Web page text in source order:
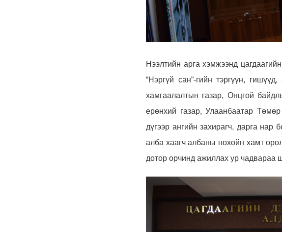
Нээлтийн арга хэмжээнд
“Нэргүй сан”-гийн тэргүүн,
хамгаалалтын газар, Онцгой
ерөнхий газар,Улаанбаатар
дүгээр ангийн захирагч, дарга
алба хаагч албаны нохойн хамт
дотор орчинд ажиллах ур чадвараа